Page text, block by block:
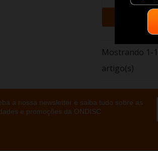
+
Mostrando 1-
artigo(s)
a nossa newsletter e saiba tudo sobre as
e promoções da ONDISC